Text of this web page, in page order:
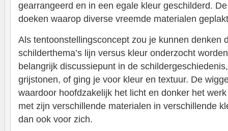
gearrangeerd en in een egale kleur geschilderd.
doeken waarop diverse vreemde materialen
Als tentoonstellingsconcept zou je kunnen denken
schilderthema’s lijn versus kleur onderzocht
belangrijk discussiepunt in de
grijstonen, of ging je voor kleur en textuur. De
waardoor hoofdzakelijk het licht en donker het
met zijn verschillende materialen in verschillende
dan ook voor zich.